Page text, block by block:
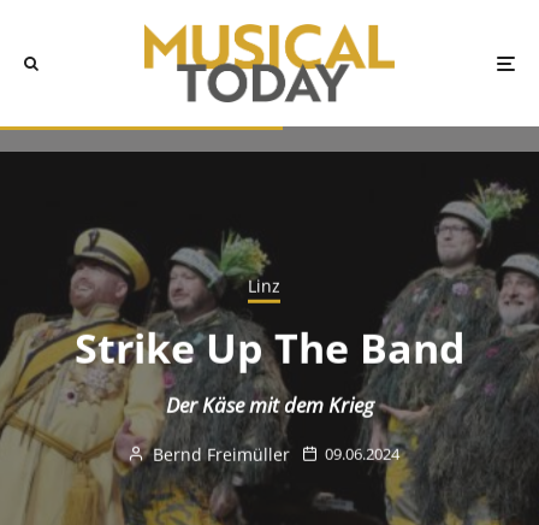
Linz
Strike Up The Band
Der Käse mit dem Krieg
Bernd Freimüller 09.06.2024